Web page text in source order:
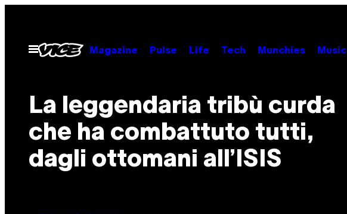
contenuto
Apri
Magazine Pulse Life Tech Munchies Music
La leggendaria tribù curda
che ha combattuto tutti,
dagli ottomani all’ISIS